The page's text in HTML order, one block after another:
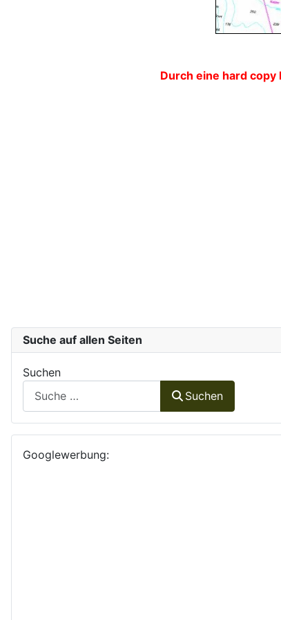
Durch eine hard
Suche auf allen Seiten
Suchen
Suchen
Googlewerbung: